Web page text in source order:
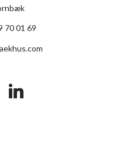
70 01 69
linkedin